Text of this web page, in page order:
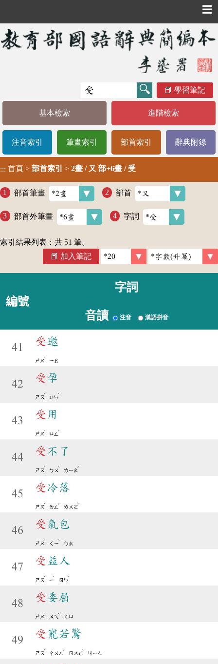
☰
學習筆記
基本檢索 進階檢索
注音索引 筆畫索引 部首索引 辭典附錄
::: 首頁 > 部首索引 > 2畫 / 又 部+6畫 / 受
部首筆畫 部首
部首外筆畫 字詞
索引結果列表：共 51 筆。
加入筆記
編號
字詞
音讀 注音 漢語拼音
41
受邀
ㄕㄡ
ˋ
ㄧㄠ
42
受 孕
ㄕㄡ
ˋ
ㄩㄣ
ˋ
43
受 用
ㄕㄡ
ˋ
ㄩㄥ
ˋ
44
受 不了
ㄕㄡ
ˋ
ㄅㄨ
ˋ
ㄌㄧㄠ
ˇ
45
受 冷落
ㄕㄡ
ˋ
ㄌㄥ
ˇ
ㄌㄨㄛ
ˋ
46
受 氣包
ㄕㄡ
ˋ
ㄑㄧ
ˋ
ㄅㄠ
47
受 益人
ㄕㄡ
ˋ
ㄧ
ˋ
ㄖㄣ
ˊ
48
受委屈
ㄕㄡ
ˋ
ㄨㄟ
ˇ
ㄑㄩ
49
受 寵若驚
ㄕㄡ
ˋ
ㄔㄨㄥ
ˇ
ㄖㄨㄛ
ˋ
ㄐㄧㄥ